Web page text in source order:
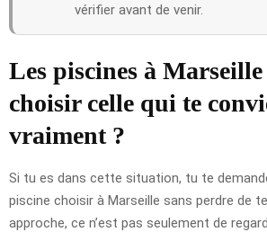
vérifier avant de venir.
Les piscines à
choisir celle qui te
vraiment ?
Si tu es dans cette situation, tu te
piscine choisir à Marseille sans perdre de
approche, ce n’est pas seulement de